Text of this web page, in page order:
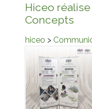
Hiceo
Concepts
hiceo >